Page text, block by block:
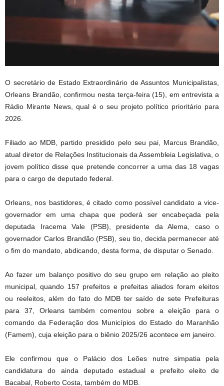
O secretário de Estado Extraordinário de Assuntos Municipalistas,
Orleans Brandão, confirmou nesta terça-feira (15), em entrevista a
Rádio Mirante News, qual é o seu projeto político prioritário para
2026.
Filiado ao MDB, partido presidido pelo seu pai, Marcus Brandão,
atual diretor de Relações Institucionais da Assembleia Legislativa, o
jovem político disse que pretende concorrer a uma das 18 vagas
para o cargo de deputado federal.
Orleans, nos bastidores, é citado como possível candidato a vice-
governador em uma chapa que poderá ser encabeçada pela
deputada Iracema Vale (PSB), presidente da Alema, caso o
governador Carlos Brandão (PSB), seu tio, decida permanecer até
o fim do mandato, abdicando, desta forma, de disputar o Senado.
Ao fazer um balanço positivo do seu grupo em relação ao pleito
municipal, quando 157 prefeitos e prefeitas aliados foram eleitos
ou reeleitos, além do fato do MDB ter saído de sete Prefeituras
para 37, Orleans também comentou sobre a eleição para o
comando da Federação dos Municípios do Estado do Maranhão
(Famem), cuja eleição para o biênio 2025/26 acontece em janeiro.
Ele confirmou que o Palácio dos Leões nutre simpatia pela
candidatura do ainda deputado estadual e prefeito eleito de
Bacabal, Roberto Costa, também do MDB.